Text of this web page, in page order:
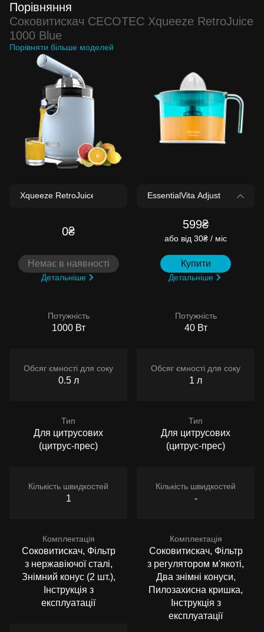
Порівняння
Соковитискач CECOTEC Xqueeze RetroJuice
1000 Blue
Порівняти більше моделей
0₴
Немає в наявності
Детальніше
Потужність
1000 Вт
Обсяг ємності для соку
0.5 л
Тип
Для цитрусових
(цитрус-прес)
Кількість швидкостей
1
Комплектація
Соковитискач, Фільтр
з нержавіючої сталі,
Знімний конус (2 шт.),
Інструкція з
експлуатації
599₴
або від 30₴ / міс
Купити
Детальніше
Потужність
40 Вт
Обсяг ємності для соку
1 л
Тип
Для цитрусових
(цитрус-прес)
Кількість швидкостей
-
Комплектація
Соковитискач, Фільтр
з регулятором м'якоті,
Два знімні конуси,
Пилозахисна кришка,
Інструкція з
експлуатації